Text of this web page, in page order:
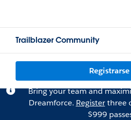
Trailblazer Community
Registrarse
Bring your team and
Dreamforce. Registerthree
$999